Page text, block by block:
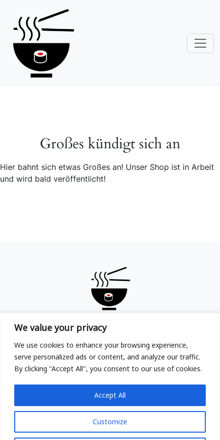
We value your privacy
We use cookies to enhance your browsing experience,
serve personalized ads or content, and analyze our traffic.
By clicking "Accept All", you consent to our use of cookies.
Customize
Accept All
Großes kündigt sich an
Hier bahnt sich etwas Großes an! Unser Shop ist in Arbeit
und wird bald veröffentlicht!
TOKYOYA
Main 2025